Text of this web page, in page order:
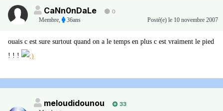
CaNn0nDaLe
0
Membre, 36ans Posté(e) le 10 novembre 2007
ouais c est sure surtout quand on a le temps en plus c est vraiment le pied
! ! !
meloudidounou
33